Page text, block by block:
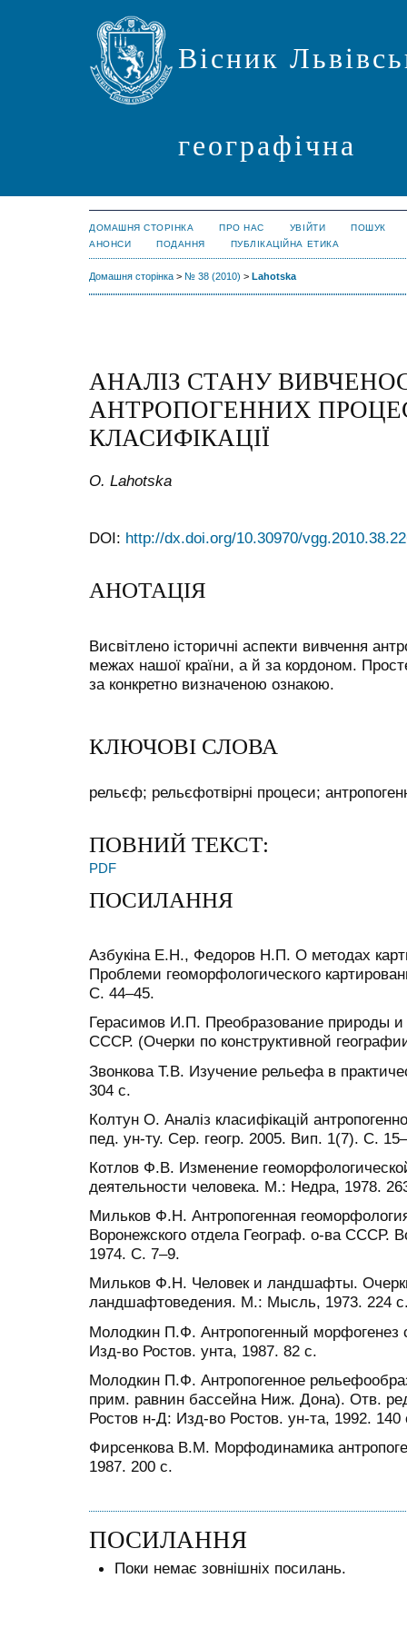
Вісник
географічна
ДОМАШНЯ СТОРІНКА ПРО НАС УВІЙТИ
ПОШУК
АНОНСИ
ПОДАННЯ ПУБЛІКАЦІЙНА ЕТИКА
Домашня сторінка > № 38 (2010) > Lahotska
АНАЛІЗ СТАНУ
АНТРОПОГЕННИХ
КЛАСИФІКАЦІЇ
O. Lahotska
DOI: http://dx.doi.org/10.30970/
АНОТАЦІЯ
Висвітлено історичні аспекти вивчення
межах нашої країни, а й за кордоном.
за конкретно визначеною ознакою.
КЛЮЧОВІ СЛОВА
рельєф; рельєфотвірні процеси;
ПОВНИЙ ТЕКСТ:
PDF
ПОСИЛАННЯ
Азбукіна Е.Н., Федоров Н.П. О методах
Проблеми геоморфологического
С. 44–45.
Герасимов И.П. Преобразование природы и
СССР. (Очерки по конструктивной
Звонкова Т.В. Изучение рельефа в
304 с.
Колтун О. Аналіз класифікацій
пед. ун-ту. Сер. геогр. 2005. Вип. 1(7). С.
Котлов Ф.В. Изменение
деятельности человека. М.: Недра, 1978.
Мильков Ф.Н. Антропогенная
Воронежского отдела Географ. о-ва СССР.
1974. С. 7–9.
Мильков Ф.Н. Человек и ландшафты.
ландшафтоведения. М.: Мысль, 1973. 224
Молодкин П.Ф. Антропогенный морфогенез
Изд-во Ростов. унта, 1987. 82 с.
Молодкин П.Ф. Антропогенное
прим. равнин бассейна Ниж. Дона). Отв.
Ростов н-Д: Изд-во Ростов. ун-та, 1992. 140
Фирсенкова В.М. Морфодинамика
1987. 200 с.
ПОСИЛАННЯ
Поки немає зовнішніх посилань.